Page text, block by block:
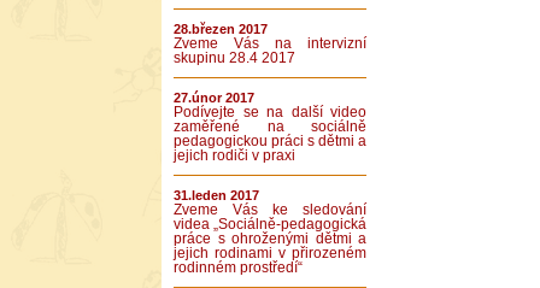
28.březen 2017
Zveme Vás na intervizní
skupinu 28.4 2017
27.únor 2017
Podívejte se na další video
zaměřené na sociálně
pedagogickou práci s dětmi a
jejich rodiči v praxi
31.leden 2017
Zveme Vás ke sledování
videa „Sociálně-pedagogická
práce s ohroženými dětmi a
jejich rodinami v přirozeném
rodinném prostředí“